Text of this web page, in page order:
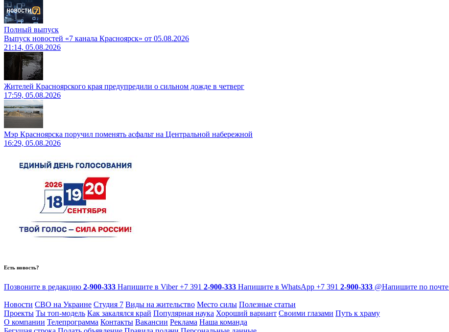
Полный выпуск
Выпуск новостей «7 канала Красноярск» от 05.08.2026
21:14, 05.08.2026
Жителей Красноярского края предупредили о сильном дожде в четверг
17:59, 05.08.2026
Мэр Красноярска поручил поменять асфальт на Центральной набережной
16:29, 05.08.2026
Есть новость?
Позвоните в редакцию 2-900-333 Напишите в Viber +7 391 2-900-333 Напишите в WhatsApp +7 391 2-900-333 @Напишите по почте
Новости СВО на Украине Студия 7 Виды на жительство Место силы Полезные статьи
Проекты Ты топ-модель Как закалялся край Популярная наука Хороший вариант Своими глазами Путь к храму
О компании Телепрограмма Контакты Вакансии Реклама Наша команда